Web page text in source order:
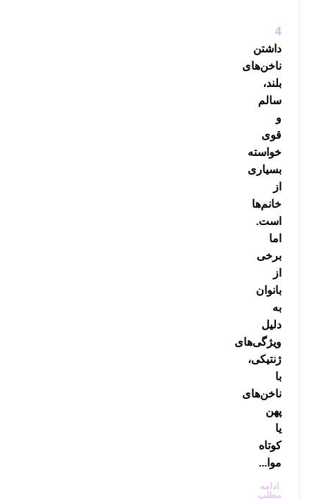
4
داشتن
ناخن‌های
بلند،
سالم
و
قوی
خواسته
بسیاری
از
خانم‌ها
است.
اما
برخی
از
بانوان
به
دلیل
ویژگی‌های
ژنتیکی،
با
ناخن‌های
پهن
یا
کوتاه
موا...
ادامه
مطلب